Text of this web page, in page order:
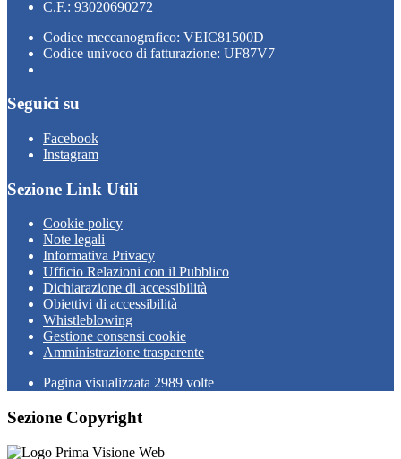
C.F.: 93020690272
Codice meccanografico: VEIC81500D
Codice univoco di fatturazione: UF87V7
Seguici su
Facebook
Instagram
Sezione Link Utili
Cookie policy
Note legali
Informativa Privacy
Ufficio Relazioni con il Pubblico
Dichiarazione di accessibilità
Obiettivi di accessibilità
Whistleblowing
Gestione consensi cookie
Amministrazione trasparente
Pagina visualizzata 2989 volte
Sezione Copyright